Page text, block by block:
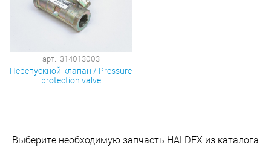
арт.: 314013003
Перепускной клапан / Pressure
protection valve
Выберите необходимую запчасть HALDEX из каталога